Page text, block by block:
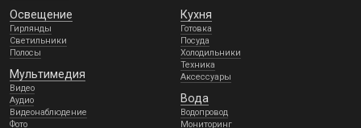
Освещение
Гирлянды
Светильники
Полосы
Мультимедия
Видео
Аудио
Видеонаблюдение
Фото
Кухня
Готовка
Посуда
Холодильники
Техника
Аксессуары
Вода
Водопровод
Мониторинг